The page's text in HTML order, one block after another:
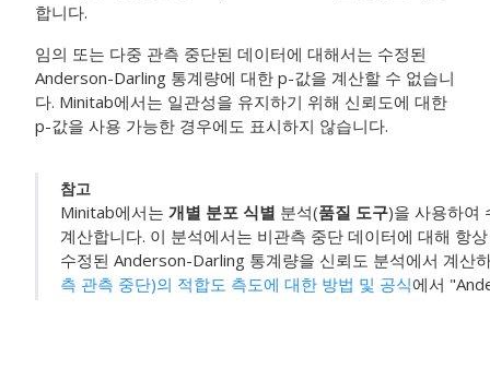
합니다.
임의 또는 다중 관측 중단된 데이터에 대해서는 수정된
Anderson-Darling 통계량에 대한 p-값을 계산할 수 없습니
다. Minitab에서는 일관성을 유지하기 위해 신뢰도에 대한
p-값을 사용 가능한 경우에도 표시하지 않습니다.
참고
Minitab에서는 개별 분포 식별 분석(품질 도구)을 사용하여
계산합니다. 이 분석에서는 비관측 중단 데이터에 대해 항
수정된 Anderson-Darling 통계량을 신뢰도 분석에서 계산
측 관측 중단)의 적합도 측도에 대한 방법 및 공식에서